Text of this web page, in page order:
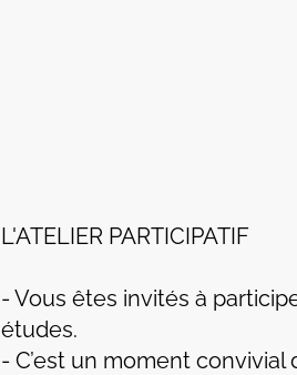
L'ATELIER PARTICIPATIF
- Vous êtes invités à
études.
- C’est un moment convivial